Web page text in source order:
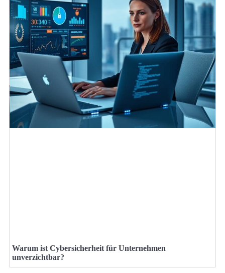
Warum ist Cybersicherheit für Unternehmen
unverzichtbar?